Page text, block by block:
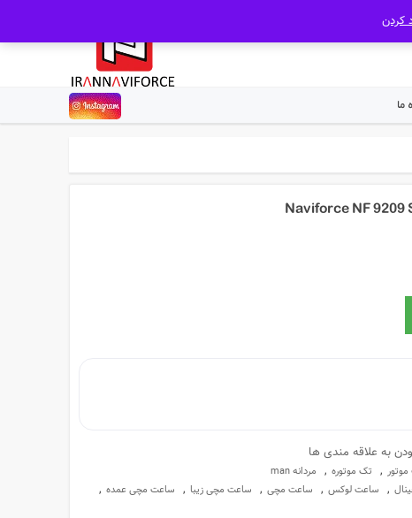
ما
تومان4,980,000.
به علاقه مندی ها
, تک موتوره , مردانه man
, ساعت لوکس , ساعت مچی , ساعت مچی زیبا , ساعت مچی عمده ,
کردن